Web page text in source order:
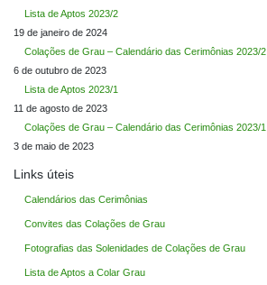
Lista de Aptos 2023/2
19 de janeiro de 2024
Colações de Grau – Calendário das Cerimônias 2023/2
6 de outubro de 2023
Lista de Aptos 2023/1
11 de agosto de 2023
Colações de Grau – Calendário das Cerimônias 2023/1
3 de maio de 2023
Links úteis
Calendários das Cerimônias
Convites das Colações de Grau
Fotografias das Solenidades de Colações de Grau
Lista de Aptos a Colar Grau